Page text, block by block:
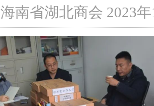
海南省湖北商会 2023